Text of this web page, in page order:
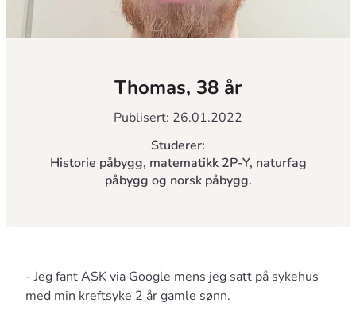
Thomas, 38 år
Publisert: 26.01.2022
Studerer:
Historie påbygg, matematikk 2P-Y, naturfag
påbygg og norsk påbygg.
- Jeg fant ASK via Google mens jeg satt på sykehus
med min kreftsyke 2 år gamle sønn.